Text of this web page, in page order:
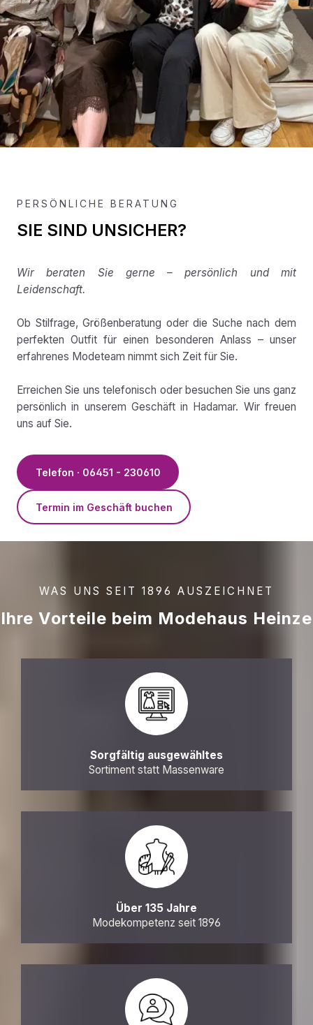
PERSÖNLICHE BERATUNG
SIE SIND UNSICHER?
Wir beraten Sie gerne – persönlich und mit
Leidenschaft.
Ob Stilfrage, Größenberatung oder die Suche nach dem
perfekten Outfit für einen besonderen Anlass – unser
erfahrenes Modeteam nimmt sich Zeit für Sie.
Erreichen Sie uns telefonisch oder besuchen Sie uns ganz
persönlich in unserem Geschäft in Hadamar. Wir freuen
uns auf Sie.
Telefon · 06451 - 230610
Termin im Geschäft buchen
WAS UNS SEIT 1896 AUSZEICHNET
Ihre Vorteile beim Modehaus Heinze
Sorgfältig ausgewähltes
Sortiment statt Massenware
Über 135 Jahre
Modekompetenz seit 1896